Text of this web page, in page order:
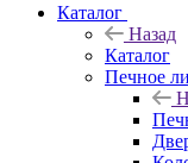
Каталог
Назад
Каталог
Печное